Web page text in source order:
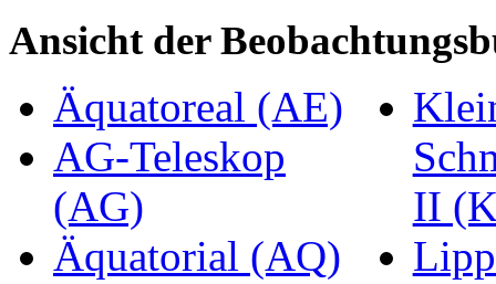
Ansicht der
Äquatoreal (AE)
AG-Teleskop
(AG)
Äquatorial (AQ)
II